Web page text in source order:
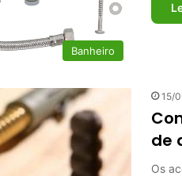
Banheiro
15/
de
Os